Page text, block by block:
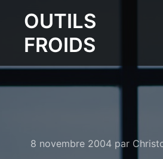
OUTILS
FROIDS
8 novembre 2004par